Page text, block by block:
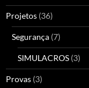
Projetos (36)
Segurança (7)
SIMULACROS (3)
Provas (3)